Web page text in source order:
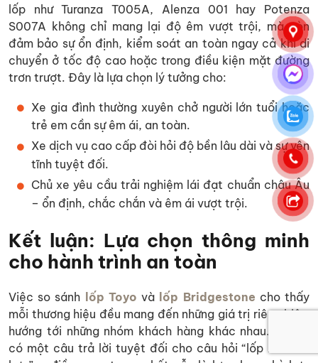
lốp như Turanza T005A, Alenza 001 hay Potenza
S007A không chỉ mang lại độ êm vượt trội, mà còn
đảm bảo sự ổn định, kiểm soát an toàn ngay cả khi di
chuyển ở tốc độ cao hoặc trong điều kiện mặt đường
trơn trượt. Đây là lựa chọn lý tưởng cho:
Xe gia đình thường xuyên chở người lớn tuổi hoặc
trẻ em cần sự êm ái, an toàn.
Xe dịch vụ cao cấp đòi hỏi độ bền lâu dài và sự yên
tĩnh tuyệt đối.
Chủ xe yêu cầu trải nghiệm lái đạt chuẩn châu Âu
– ổn định, chắc chắn và êm ái vượt trội.
Kết luận: Lựa chọn thông minh
cho hành trình an toàn
Việc so sánh lốp Toyo và lốp Bridgestone cho thấy
mỗi thương hiệu đều mang đến những giá trị riêng biệt,
hướng tới những nhóm khách hàng khác nhau. Không
có một câu trả lời tuyệt đối cho câu hỏi “lốp nào tốt